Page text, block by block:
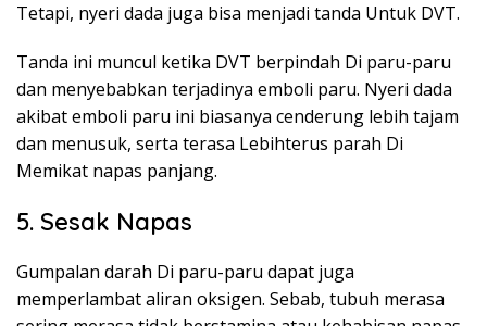
Tetapi, nyeri dada juga bisa menjadi tanda Untuk DVT.
Tanda ini muncul ketika DVT berpindah Di paru-paru
dan menyebabkan terjadinya emboli paru. Nyeri dada
akibat emboli paru ini biasanya cenderung lebih tajam
dan menusuk, serta terasa Lebihterus parah Di
Memikat napas panjang.
5. Sesak Napas
Gumpalan darah Di paru-paru dapat juga
memperlambat aliran oksigen. Sebab, tubuh merasa